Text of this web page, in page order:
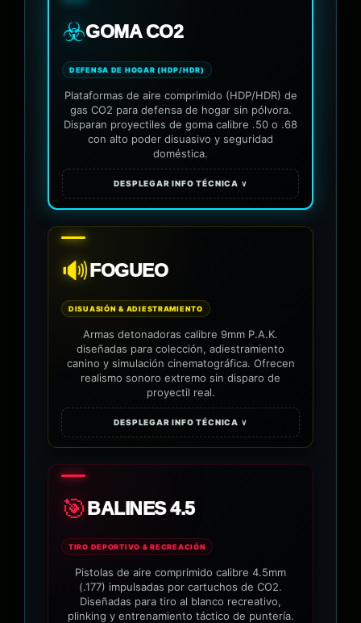
☣️GOMA CO2
DEFENSA DE HOGAR (HDP/HDR)
Plataformas de aire comprimido (HDP/HDR) de
gas CO2 para defensa de hogar sin pólvora.
Disparan proyectiles de goma calibre .50 o .68
con alto poder disuasivo y seguridad
doméstica.
DESPLEGAR INFO TÉCNICA ∨
🔊FOGUEO
DISUASIÓN & ADIESTRAMIENTO
Armas detonadoras calibre 9mm P.A.K.
diseñadas para colección, adiestramiento
canino y simulación cinematográfica. Ofrecen
realismo sonoro extremo sin disparo de
proyectil real.
DESPLEGAR INFO TÉCNICA ∨
🎯BALINES 4.5
TIRO DEPORTIVO & RECREACIÓN
Pistolas de aire comprimido calibre 4.5mm
(.177) impulsadas por cartuchos de CO2.
Diseñadas para tiro al blanco recreativo,
plinking y entrenamiento táctico de puntería.